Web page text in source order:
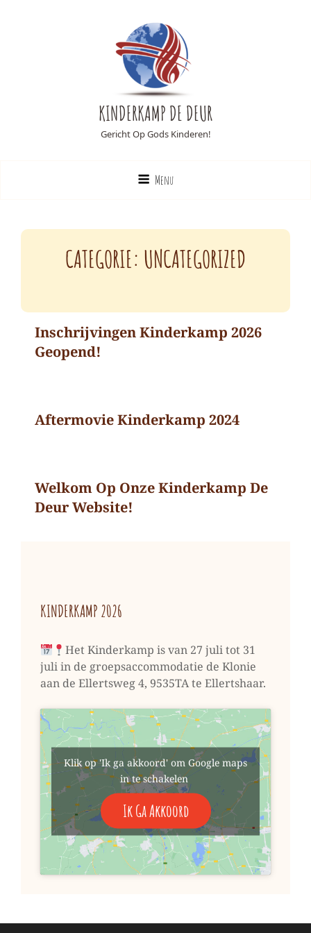
KINDERKAMP DE DEUR
Gericht Op Gods Kinderen!
Menu
CATEGORIE: UNCATEGORIZED
Inschrijvingen Kinderkamp 2026
Geopend!
Aftermovie Kinderkamp 2024
Welkom Op Onze Kinderkamp De
Deur Website!
KINDERKAMP 2026
Het Kinderkamp is van 27 juli tot 31
juli in de groepsaccommodatie de Klonie
aan de Ellertsweg 4, 9535TA te Ellertshaar.
Klik op 'Ik ga akkoord' om Google maps
in te schakelen
Ik Ga Akkoord